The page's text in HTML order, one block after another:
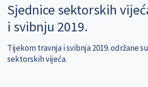
Sjednice sektorskih
i svibnju 2019.
Tijekom travnja i svibnja 2019. održane
sektorskih vijeća.